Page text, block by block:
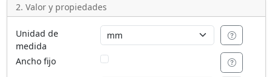
2. Valor y propiedades
Unidad de
medida
Ancho fijo